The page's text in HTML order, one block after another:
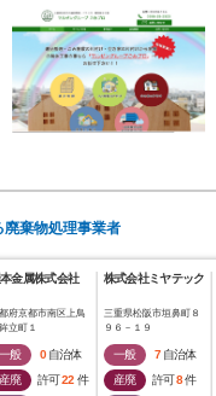
棄物処理事業者
金属株式会社
府京都市南区上鳥
立町１
一般 0 自治体
産廃
許可22 件
株式会社ミヤテック
三重県松阪市垣鼻町８
９６－１９
一般 7 自治体
産廃
許可8件